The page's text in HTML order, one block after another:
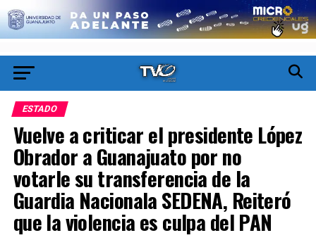
ESTADO
Vuelve a criticar el presidente López
Obrador a Guanajuato por no
votarle su transferencia de la
Guardia Nacionala SEDENA, Reiteró
que la violencia es culpa del PAN